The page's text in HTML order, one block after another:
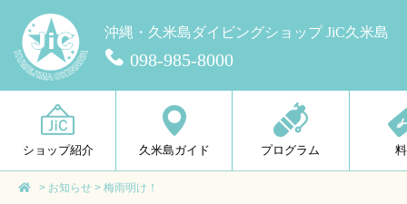
沖縄・久米島ダイビングショップ JiC久米島
098-985-8000
ショップ紹介 久米島ガイド プログラム
> お知らせ > 梅雨明け！